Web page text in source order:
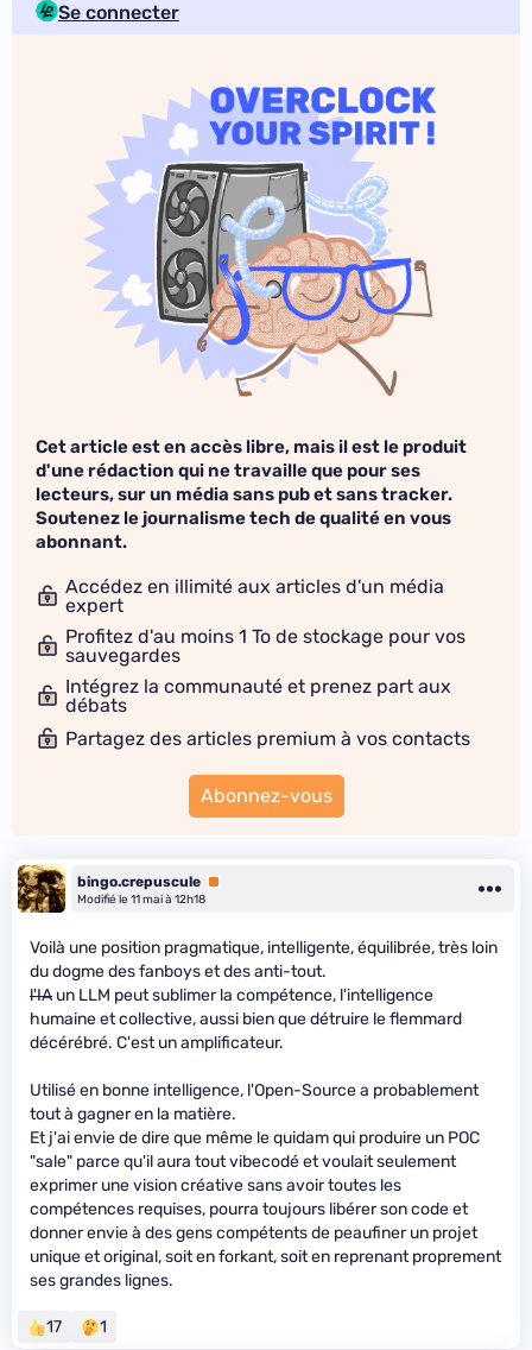
Se connecter
Cet article est en accès libre, mais il est le produit
d'une rédaction qui ne travaille que pour ses
lecteurs, sur un média sans pub et sans tracker.
Soutenez le journalisme tech de qualité en vous
abonnant.
Accédez en illimité aux articles d'un média
expert
Profitez d'au moins 1 To de stockage pour vos
sauvegardes
Intégrez la communauté et prenez part aux
débats
Partagez des articles premium à vos contacts
Abonnez-vous
bingo.crepuscule Premium
Modifié le 11 mai à 12h18
Voilà une position pragmatique, intelligente, équilibrée, très loin
du dogme des fanboys et des anti-tout.
l'IA un LLM peut sublimer la compétence, l'intelligence
humaine et collective, aussi bien que détruire le flemmard
décérébré. C'est un amplificateur.
Utilisé en bonne intelligence, l'Open-Source a probablement
tout à gagner en la matière.
Et j'ai envie de dire que même le quidam qui produire un POC
"sale" parce qu'il aura tout vibecodé et voulait seulement
exprimer une vision créative sans avoir toutes les
compétences requises, pourra toujours libérer son code et
donner envie à des gens compétents de peaufiner un projet
unique et original, soit en forkant, soit en reprenant proprement
ses grandes lignes.
17 1